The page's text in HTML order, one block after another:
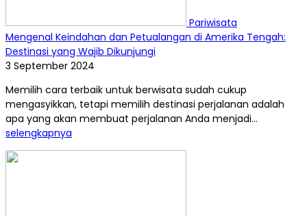
Pariwisata
Mengenal Keindahan dan Petualangan di Amerika Tengah:
Destinasi yang Wajib Dikunjungi
3 September 2024
Memilih cara terbaik untuk berwisata sudah cukup
mengasyikkan, tetapi memilih destinasi perjalanan adalah
apa yang akan membuat perjalanan Anda menjadi...
selengkapnya